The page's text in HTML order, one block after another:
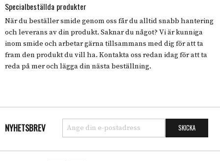
Specialbeställda produkter
När du beställer smide genom oss får du alltid snabb hantering
och leverans av din produkt. Saknar du något? Vi är kunniga
inom smide och arbetar gärna tillsammans med dig för att ta
fram den produkt du vill ha. Kontakta oss redan idag för att ta
reda på mer och lägga din nästa beställning.
NYHETSBREV